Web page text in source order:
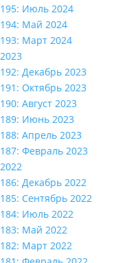
195: Июль 2024
194: Май 2024
193: Март 2024
2023
192: Декабрь 2023
191: Октябрь 2023
190: Август 2023
189: Июнь 2023
188: Апрель 2023
187: Февраль 2023
2022
186: Декабрь 2022
185: Сентябрь 2022
184: Июль 2022
183: Май 2022
182: Март 2022